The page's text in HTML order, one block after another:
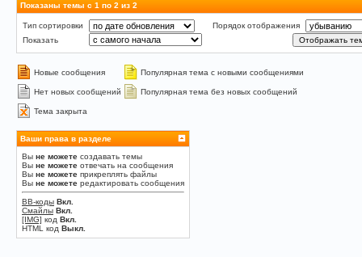
Показаны темы с 1 по 2 из 2
Тип сортировки
Порядок отображения
Показать
Новые сообщения Популярная тема с новыми сообщениями
Нет новых сообщений Популярная тема без новых сообщений
Тема закрыта
Ваши права в разделе
Вы не можете создавать темы
Вы не можете отвечать на сообщения
Вы не можете прикреплять файлы
Вы не можете редактировать сообщения
BB-коды Вкл.
Смайлы Вкл.
[IMG] код Вкл.
HTML код Выкл.